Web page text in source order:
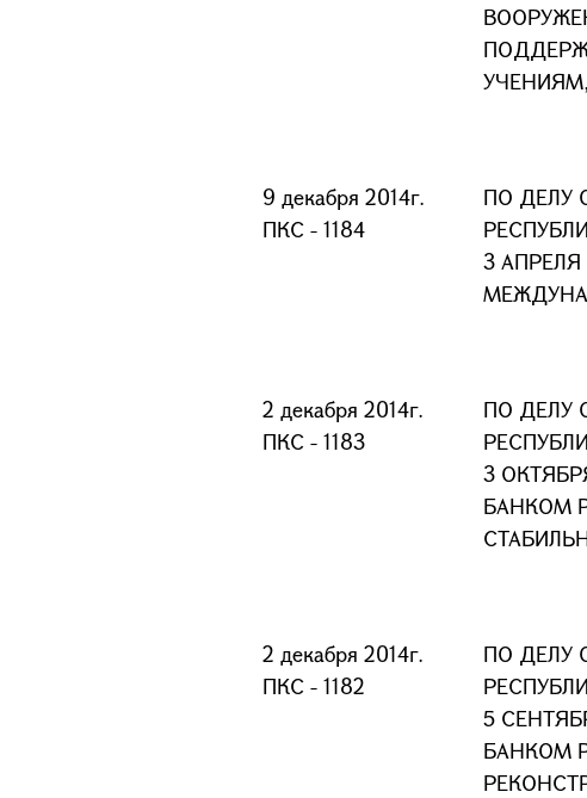
9 декабря 2014г.
ПКС - 1184
ПО ДЕЛУ
3
2 декабря 2014г.
ПКС - 1183
ПО ДЕЛУ
3
БАНКОМ
2 декабря 2014г.
ПКС - 1182
ПО ДЕЛУ
5
БАНКОМ